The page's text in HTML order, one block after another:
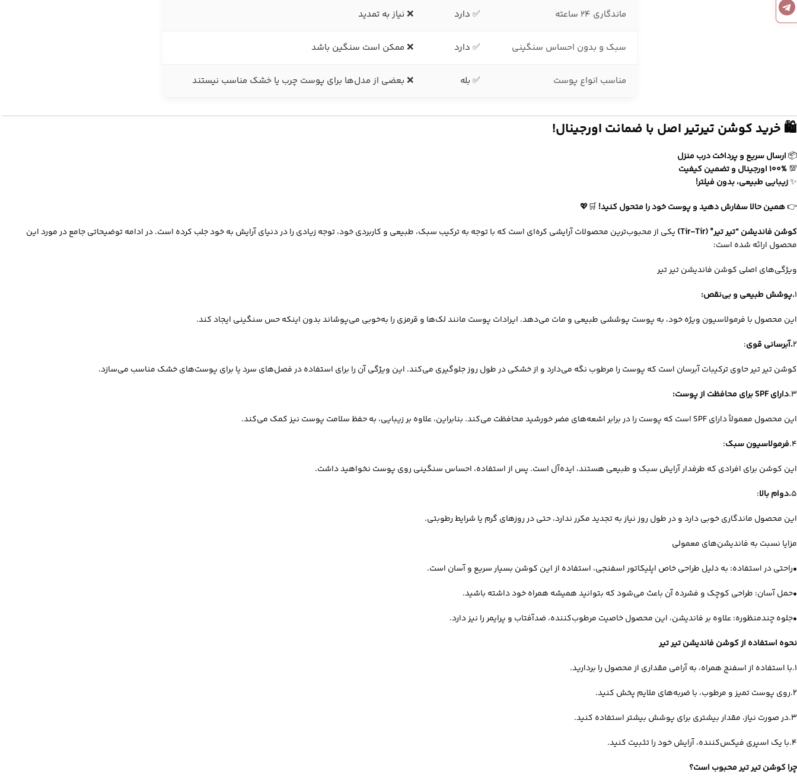
ماندگاری 24 ساعته ✅ دارد ❌ نیاز به تمدید
سبک و بدون احساس سنگینی ✅ دارد ❌ ممکن است سنگین باشد
مناسب انواع پوست ✅ بله ❌ بعضی از مدل‌ها برای پوست چرب یا خشک مناسب نیستند
🛍 خرید کوشن تیرتیر اصل با ضمانت اورجینال!
📦ارسال سریع و پرداخت درب منزل
💯100% اورجینال و تضمین کیفیت
✨زیبایی طبیعی، بدون فیلتر!
👉همین حالا سفارش دهید و پوست خود را متحول کنید! 🛒💖
کوشن فاندیشن “تیر تیر” (Tir-Tir)
یکی از محبوب‌ترین محصولات آرایشی کره‌ای است که با توجه به ترکیب سبک، طبیعی و کاربردی خود، توجه زیادی را در دنیای آرایش به خود جلب کرده است. در ادامه توضیحاتی جامع در مورد این
محصول ارائه شده است:
ویژگی‌های اصلی کوشن فاندیشن تیر تیر
1.پوشش طبیعی و بی‌نقص:
این محصول با فرمولاسیون ویژه خود، به پوست پوششی طبیعی و مات می‌دهد. ایرادات پوست مانند لک‌ها و قرمزی را به‌خوبی می‌پوشاند بدون اینکه حس سنگینی ایجاد کند.
2.آبرسانی قوی:
کوشن تیر تیر حاوی ترکیبات آبرسان است که پوست را مرطوب نگه می‌دارد و از خشکی در طول روز جلوگیری می‌کند. این ویژگی آن را برای استفاده در فصل‌های سرد یا برای پوست‌های خشک مناسب می‌سازد.
3. دارای SPF برای محافظت از پوست:
این محصول معمولاً دارای SPF است که پوست را در برابر اشعه‌های مضر خورشید محافظت می‌کند. بنابراین، علاوه بر زیبایی، به حفظ سلامت پوست نیز کمک می‌کند.
4. فرمولاسیون سبک:
این کوشن برای افرادی که طرفدار آرایش سبک و طبیعی هستند، ایده‌آل است. پس از استفاده، احساس سنگینی روی پوست نخواهید داشت.
5.دوام بالا:
این محصول ماندگاری خوبی دارد و در طول روز نیاز به تجدید مکرر ندارد، حتی در روزهای گرم یا شرایط رطوبتی.
مزایا نسبت به فاندیشن‌های معمولی
•راحتی در استفاده: به دلیل طراحی خاص اپلیکاتور اسفنجی، استفاده از این کوشن بسیار سریع و آسان است.
•حمل آسان: طراحی کوچک و فشرده آن باعث می‌شود که بتوانید همیشه همراه خود داشته باشید.
•جلوه چندمنظوره: علاوه بر فاندیشن، این محصول خاصیت مرطوب‌کننده، ضدآفتاب و پرایمر را نیز دارد.
نحوه استفاده از کوشن فاندیشن تیر تیر
1.با استفاده از اسفنج همراه، به آرامی مقداری از محصول را بردارید.
2.روی پوست تمیز و مرطوب، با ضربه‌های ملایم پخش کنید.
3.در صورت نیاز، مقدار بیشتری برای پوشش بیشتر استفاده کنید.
4.با یک اسپری فیکس‌کننده، آرایش خود را تثبیت کنید.
چرا کوشن تیر تیر محبوب است؟